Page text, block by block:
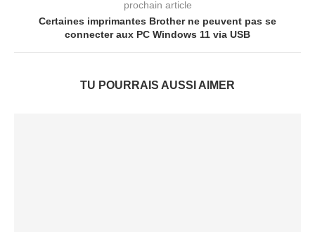
prochain article
Certaines imprimantes Brother ne peuvent pas se
connecter aux PC Windows 11 via USB
TU POURRAIS AUSSI AIMER